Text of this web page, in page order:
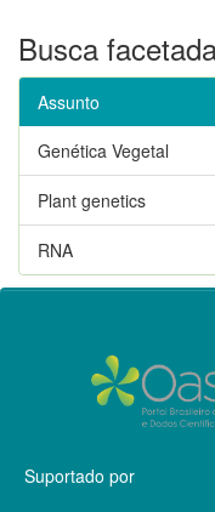
Busca
Assunto
Genética Vegetal
Plant genetics
RNA
Suportado por